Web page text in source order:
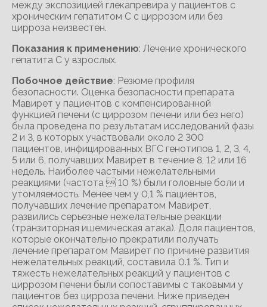
Показания к применению: Лечение хронического
гепатита C у взрослых.
Побочное действие: Резюме профиля
безопасности. Оценка безопасности препарата
Мавирет у пациентов с компенсированной
функцией печени (с циррозом печени или без него)
была проведена по результатам исследований фазы
2 и 3, в которых участвовали около 2 300
пациентов, инфицированных ВГС генотипов 1, 2, 3, 4,
5 или 6, получавших Мавирет в течение 8, 12 или 16
недель. Наиболее частыми нежелательными
реакциями (частота  10 %) были головные боли и
утомляемость. Менее чем у 0,1 % пациентов,
получавших лечение препаратом Мавирет,
развились серьезные нежелательные реакции
(транзиторная ишемическая атака). Доля пациентов,
которые окончательно прекратили получать
лечение препаратом Мавирет по причине развития
нежелательных реакций, составила 0.1 %. Тип и
тяжесть нежелательных реакций у пациентов с
циррозом печени были сопоставимы с таковыми у
пациентов без цирроза печени. Ниже приведен